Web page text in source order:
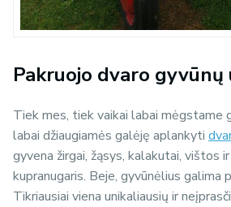
Pakruojo dvaro gyvūnų
Tiek mes, tiek vaikai labai mėgstame
labai džiaugiamės galėję aplankyti
gyvena žirgai, žąsys, kalakutai, vištos
kupranugaris. Beje, gyvūnėlius
Tikriausiai viena unikaliausių ir